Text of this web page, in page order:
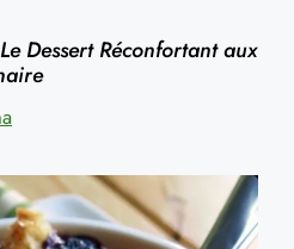
Dessert Réconfortant aux